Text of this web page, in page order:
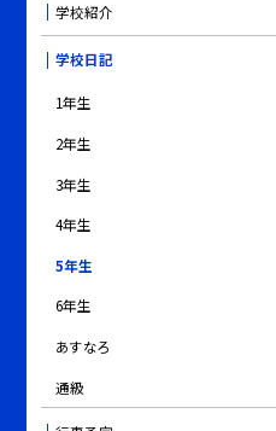
学校紹介
学校日記
1年生
2年生
3年生
4年生
5年生
6年生
あすなろ
通級